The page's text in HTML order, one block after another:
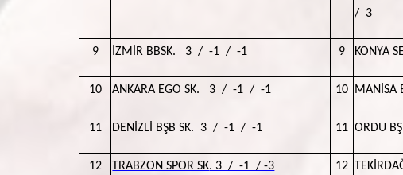
/ 3
9 İZMİR BBSK. 3 / -1 / -1 9 KONYA
10 ANKARA EGO SK. 3 / -1 / -1 10 MANİSA
11 DENİZLİ BŞB SK. 3 / -1 / -1 11 ORDU
12 TRABZON SPOR SK. 3 / -1 / -3 12